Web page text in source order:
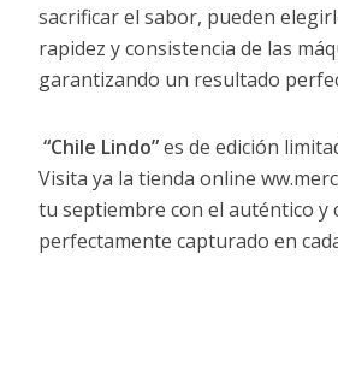
sacrificar el sabor, pueden
rapidez y consistencia de las
garantizando un resultado
“Chile Lindo”es de edición
Visita ya la tienda online
tu septiembre con el auténtico y
perfectamente capturado en